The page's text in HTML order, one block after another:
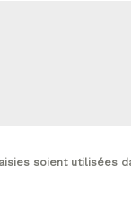
soient utilisées